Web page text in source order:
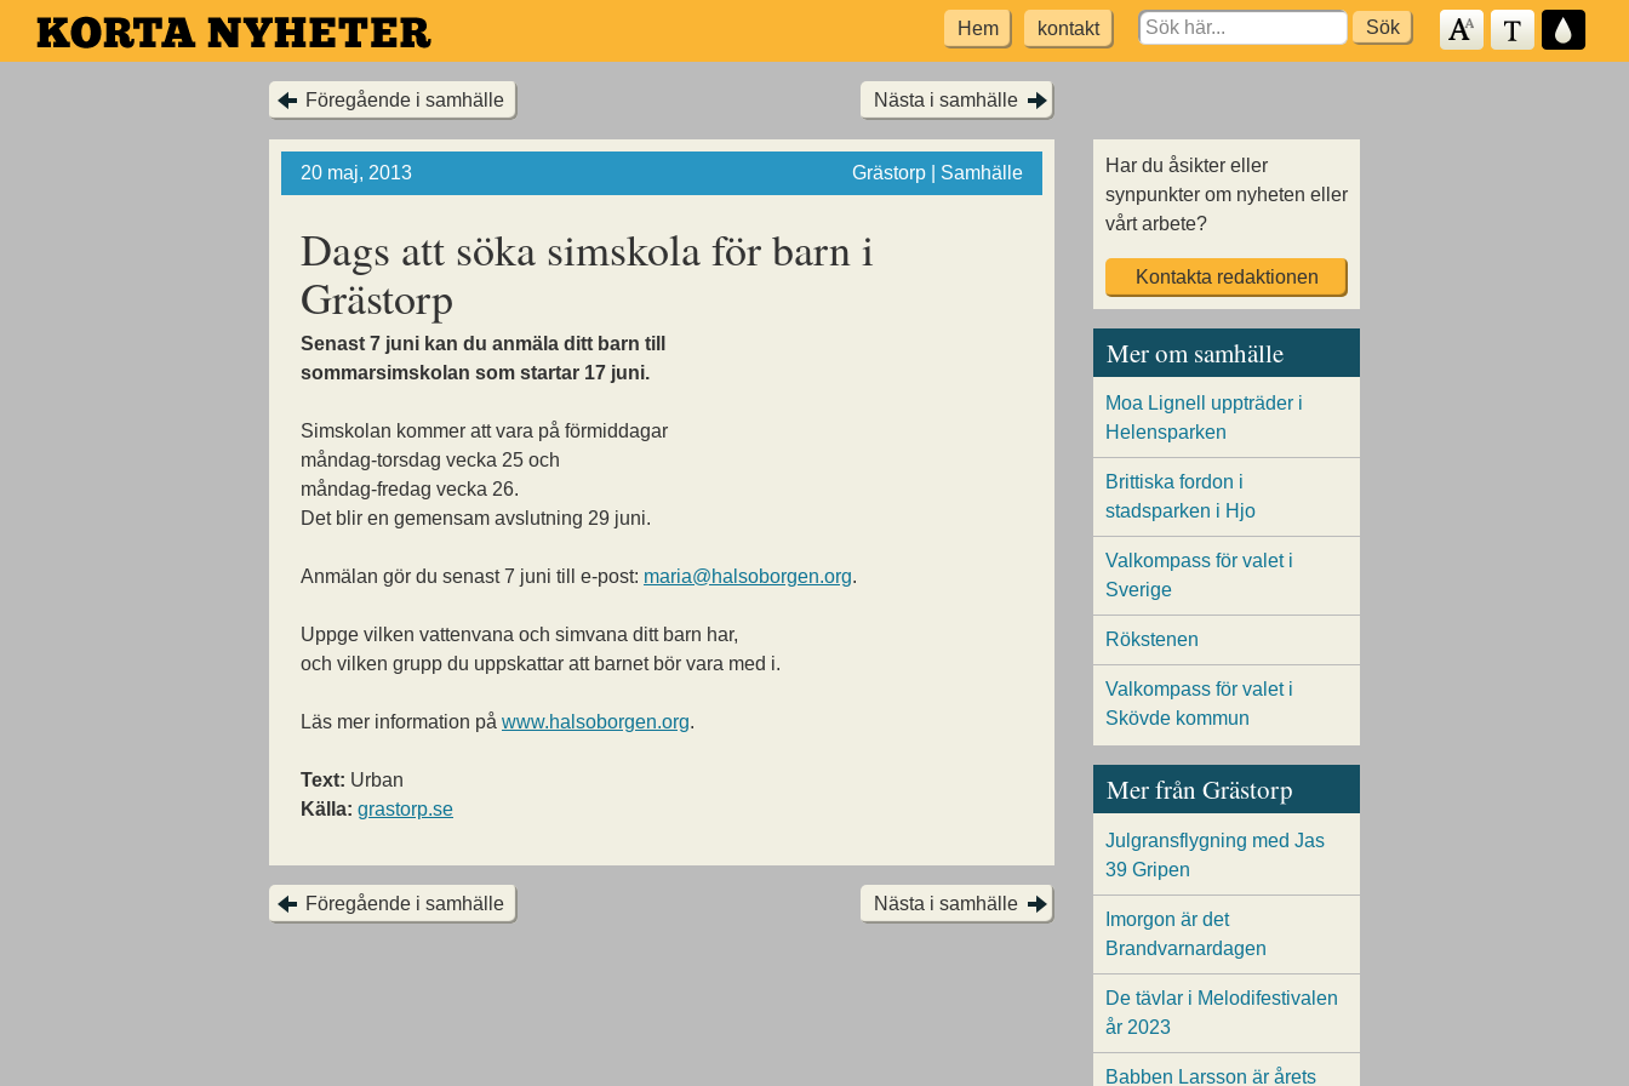
Hoppa
till
Hem kontakt
Search
for:
Föregående i samhälle Nästa i samhälle
20 maj, 2013 Grästorp | Samhälle
Dags att söka simskola för barn i
Grästorp
Senast 7 juni kan du anmäla ditt barn till
sommarsimskolan som startar 17 juni.
Simskolan kommer att vara på förmiddagar
måndag-torsdag vecka 25 och
måndag-fredag vecka 26.
Det blir en gemensam avslutning 29 juni.
Anmälan gör du senast 7 juni till e-post: maria@halsoborgen.org.
Uppge vilken vattenvana och simvana ditt barn har,
och vilken grupp du uppskattar att barnet bör vara med i.
Läs mer information på www.halsoborgen.org.
Text: Urban
Källa: grastorp.se
Föregående i samhälle Nästa i samhälle
Har du åsikter eller
synpunkter om nyheten eller
vårt arbete?
Kontakta redaktionen
Mer om samhälle
Moa Lignell uppträder i
Helensparken
Brittiska fordon i
stadsparken i Hjo
Valkompass för valet i
Sverige
Rökstenen
Valkompass för valet i
Skövde kommun
Mer från Grästorp
Julgransflygning med Jas
39 Gripen
Imorgon är det
Brandvarnardagen
De tävlar i Melodifestivalen
år 2023
Babben Larsson är årets